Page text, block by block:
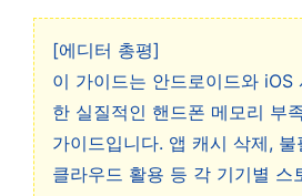
[에디터 총평]
이 가이드는 안드로이드와 iOS
한 실질적인 핸드폰 메모리 부
가이드입니다. 앱 캐시 삭제,
클라우드 활용 등 각 기기별 스